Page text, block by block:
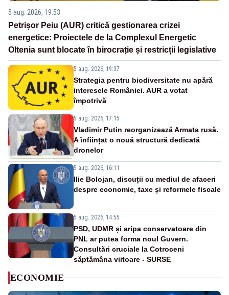
5 aug. 2026, 19:53
Petrișor Peiu (AUR) critică gestionarea crizei
energetice: Proiectele de la Complexul Energetic
Oltenia sunt blocate în birocrație și restricții legislative
5 aug. 2026, 19:37
Strategia pentru biodiversitate nu apără
interesele României. AUR a votat
împotrivă
5 aug. 2026, 17:15
Vladimir Putin reorganizează Armata rusă.
A înființat o nouă structură dedicată
dronelor
5 aug. 2026, 16:11
Ilie Bolojan, discuții cu mediul de afaceri
despre economie, taxe și reformele fiscale
5 aug. 2026, 14:55
PSD, UDMR și aripa conservatoare din
PNL ar putea forma noul Guvern.
Consultări cruciale la Cotroceni
săptămâna viitoare - SURSE
ECONOMIE